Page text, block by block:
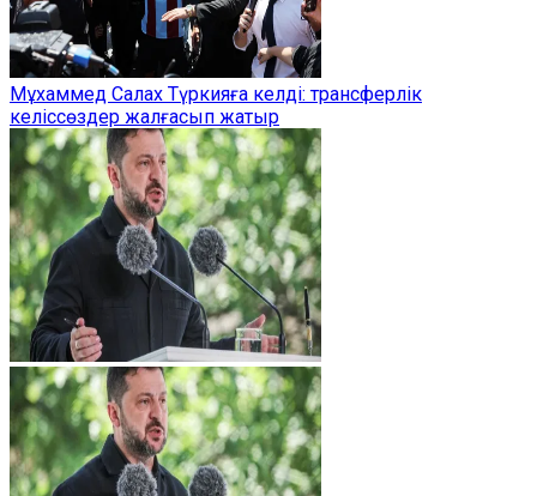
Мұхаммед Салах Түркияға келді: трансферлік
келіссөздер жалғасып жатыр